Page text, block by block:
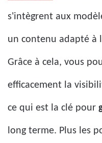
s'intègrent aux
un contenu adapté
Grâce à cela, vous
efficacement la
ce qui est la clé pour
long terme. Plus les